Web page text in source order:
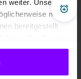
weiter. Unsere
mit
bereitgestellt